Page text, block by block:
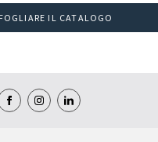
IL CATALOGO